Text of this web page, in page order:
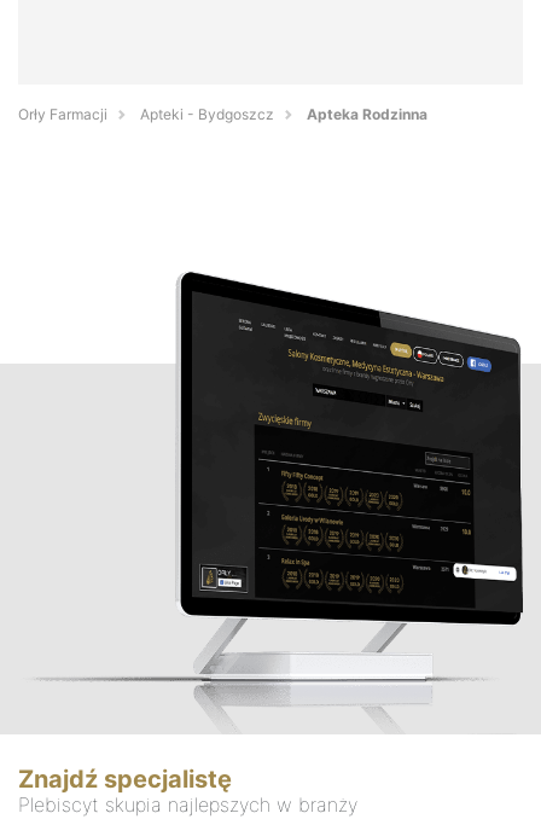
Orły Farmacji Apteki - Bydgoszcz Apteka Rodzinna
Znajdź specjalistę
Plebiscyt skupia najlepszych w branży